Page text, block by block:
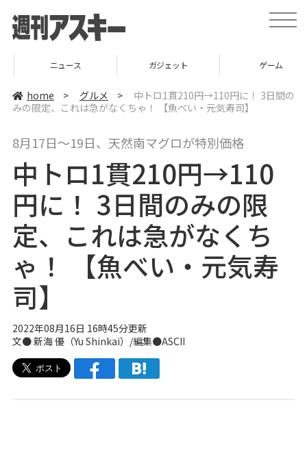
t
o
e
v
ニュース ガジェット ゲーム
home > グルメ >
中トロ1貫210円→110円に！ 3日間の
みの限定、これは急がなくちゃ！ 【魚べい・元気寿司】
8月17日～19日、天然南マグロが特別価格
中トロ1貫210円→110
円に！ 3日間のみの限
定、これは急がなくち
ゃ！ 【魚べい・元気寿
司】
2022年08月16日 16時45分更新
文●新海 優（Yu Shinkai） /編集●ASCII